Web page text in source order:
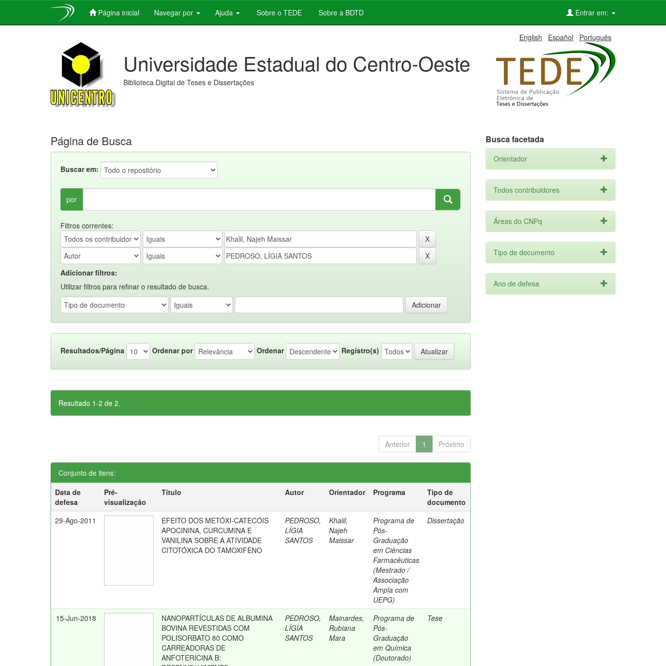
Página inicial Navegar por Ajuda Sobre o TEDE Sobre a BDTD Entrar em:
English Español Português
Universidade Estadual do Centro-Oeste
Biblioteca Digital de Teses e Dissertações
Página de Busca
Buscar em:
por
Filtros correntes:
Adicionar filtros:
Utilizar filtros para refinar o resultado de busca.
Resultados/Página Ordenar por Ordenar Registro(s)
Resultado 1-2 de 2.
Anterior 1 Próximo
Conjunto de itens:
Data de
defesa
Pré-
visualização
Título Autor Orientador Programa
Tipo de
documento
29-Ago-2011
EFEITO DOS METÓXI-CATECÓIS
APOCININA, CURCUMINA E
VANILINA SOBRE A ATIVIDADE
CITOTÓXICA DO TAMOXIFENO
PEDROSO,
LÍGIA
SANTOS
Khalil,
Najeh
Maissar
Programa de
Pós-
Graduação
em Ciências
Farmacêuticas
(Mestrado /
Associação
Ampla com
UEPG)
Dissertação
15-Jun-2018
NANOPARTÍCULAS DE ALBUMINA
BOVINA REVESTIDAS COM
POLISORBATO 80 COMO
CARREADORAS DE
ANFOTERICINA B:
PEDROSO,
LÍGIA
SANTOS
Mainardes,
Rubiana
Mara
Programa de
Pós-
Graduação
em Química
(Doutorado)
Tese
Busca facetada
Orientador
Todos contribuidores
Áreas do CNPq
Tipo de documento
Ano de defesa